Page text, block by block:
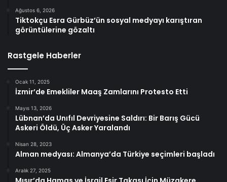
Ağustos 6, 2026
Tiktokçu Esra Gürbüz’ün sosyal medyayı karıştıran
görüntülerine gözaltı
Rastgele Haberler
Ocak 11, 2025
İzmir’de Emekliler Maaş Zamlarını Protesto Etti
Mayıs 13, 2026
Lübnan’da Unıfıl Devriyesine Saldırı: Bir Barış Gücü
Askeri Öldü, Üç Asker Yaralandı
Nisan 28, 2023
Alman medyası: Almanya’da Türkiye seçimleri başladı
Aralık 27, 2025